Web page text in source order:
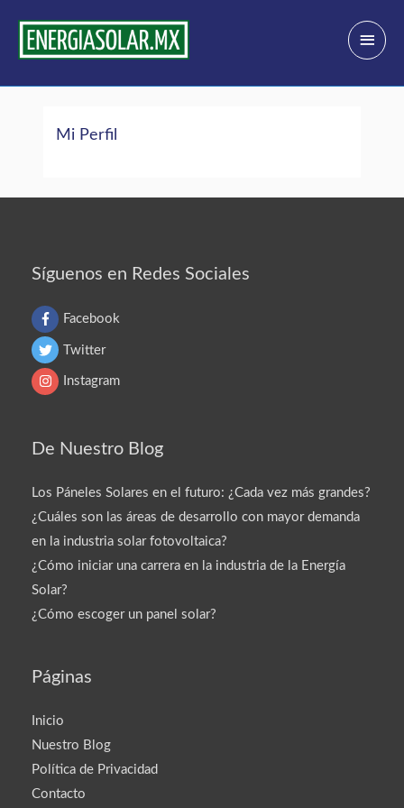
contenido
Menú
Mi Perfil
Síguenos en Redes Sociales
Facebook
Twitter
Instagram
De Nuestro Blog
Los Páneles Solares en el futuro: ¿Cada vez más grandes?
¿Cuáles son las áreas de desarrollo con mayor demanda
en la industria solar fotovoltaica?
¿Cómo iniciar una carrera en la industria de la Energía
Solar?
¿Cómo escoger un panel solar?
Páginas
Inicio
Nuestro Blog
Política de Privacidad
Contacto